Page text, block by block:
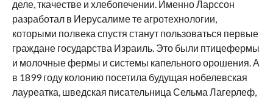
деле, ткачестве и хлебопечении. Именно Ларссон
разработал в Иерусалиме те агротехнологии,
которыми полвека спустя станут пользоваться первые
граждане государства Израиль. Это были птицефермы
и молочные фермы и системы капельного орошения. А
в 1899 году колонию посетила будущая нобелевская
лауреатка, шведская писательница Сельма Лагерлеф,